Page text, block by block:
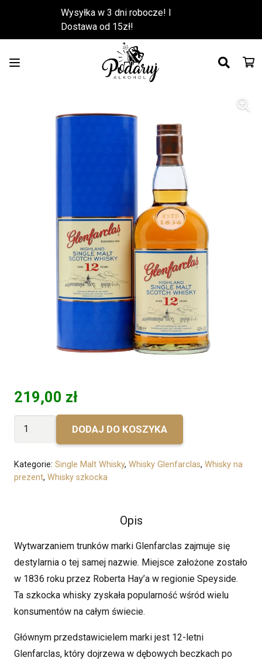
Wysyłka w 3 dni robocze! l
Dostawa od 15zł!
219,00 zł
ilość
DODAJ DO KOSZYKA
Kategorie: Single Malt Whisky, Whisky Glenfarclas, Whisky na
prezent, Whisky szkocka
Opis
Wytwarzaniem trunków marki Glenfarclas zajmuje się
destylarnia o tej samej nazwie. Miejsce założone zostało
w 1836 roku przez Roberta Hay’a w regionie Speyside.
Ta szkocka whisky zyskała popularność wśród wielu
konsumentów na całym świecie.
Głównym przedstawicielem marki jest 12-letni
Glenfarclas, który dojrzewa w dębowych beczkach po